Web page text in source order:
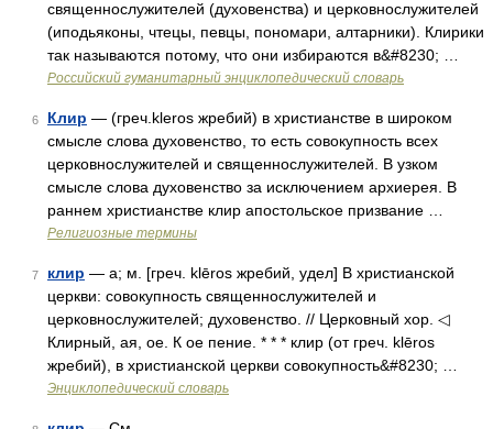
священнослужителей (духовенства) и церковнослужителей
(иподьяконы, чтецы, певцы, пономари, алтарники). Клирики
так называются потому, что они избираются в&#8230; …
Российский гуманитарный энциклопедический словарь
6 Клир — (греч.kleros жребий) в христианстве в широком
смысле слова духовенство, то есть совокупность всех
церковнослужителей и священнослужителей. В узком
смысле слова духовенство за исключением архиерея. В
раннем христианстве клир апостольское призвание …
Религиозные термины
7 клир — а; м. [греч. klēros жребий, удел] В христианской
церкви: совокупность священнослужителей и
церковнослужителей; духовенство. // Церковный хор. ◁
Клирный, ая, ое. К ое пение. * * * клир (от греч. klēros
жребий), в христианской церкви совокупность&#8230; …
Энциклопедический словарь